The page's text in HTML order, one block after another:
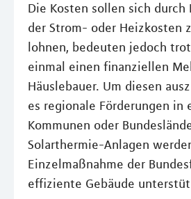
Die Kosten sollen sich durch
der Strom- oder Heizkosten
lohnen, bedeuten jedoch
einmal einen finanziellen
Häuslebauer. Um diesen
es regionale Förderungen in
Kommunen oder
Solarthermie-Anlagen
Einzelmaßnahme der
effiziente Gebäude